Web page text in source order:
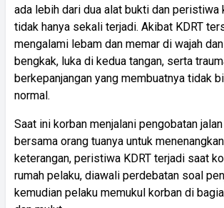
ada lebih dari dua alat bukti dan peristiwa
tidak hanya sekali terjadi. Akibat KDRT
mengalami lebam dan memar di wajah
bengkak, luka di kedua tangan, serta
berkepanjangan yang membuatnya tidak
normal.
Saat ini korban menjalani pengobatan
bersama orang tuanya untuk
keterangan, peristiwa KDRT terjadi saat
rumah pelaku, diawali perdebatan soal
kemudian pelaku memukul korban di